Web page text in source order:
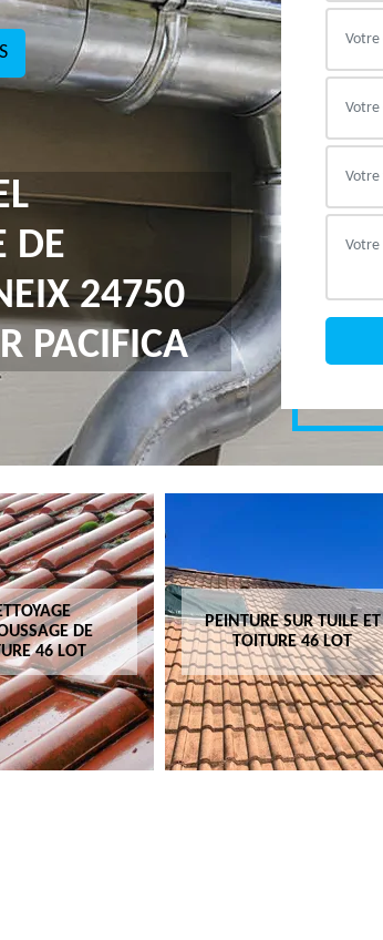
DE
24750
PACIFICA
DE
46 LOT
PEINTURE SUR TUILE ET
TOITURE 46 LOT